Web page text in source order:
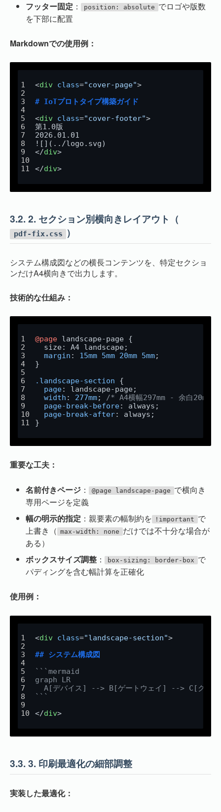
フッター固定 ： position: absolute でロゴや版数
を下部に配置
Markdownでの使用例：
<div class="cover-page">
# IoTプロトタイプ構築ガイド
<div class="cover-footer">
第1.0版
2026.01.01
![]( ../logo.svg)
</div>
</div>
3.2. 2. セクション別横向きレイアウト（
pdf-fix.css ）
システム構成図などの横長コンテンツを、特定セクショ
ンだけA4横向きで出力します。
技術的な仕組み：
@page landscape-page {
  size: A4 landscape;
margin : 15mm 5mm 20mm 5mm;
}
.landscape-section {
page: landscape-page;
width : 277mm; /* A4横幅297mm - 余白20mm
page-break-before: always;
page-break-after: always;
}
重要な工夫：
名前付きページ ： @page landscape-page で横向き
専用ページを定義
幅の明示的指定 ：親要素の幅制約を !important で
上書き（ max-width: none だけでは不十分な場合が
ある）
ボックスサイズ調整 ： box-sizing: border-box で
パディングを含む幅計算を正確化
使用例：
<div class="landscape-section">
## システム構成図
```mermaid
graph LR
A[デバイス] --> B[ゲートウェイ] --> C[クラ
```
</div>
3.3. 3. 印刷最適化の細部調整
実装した最適化：